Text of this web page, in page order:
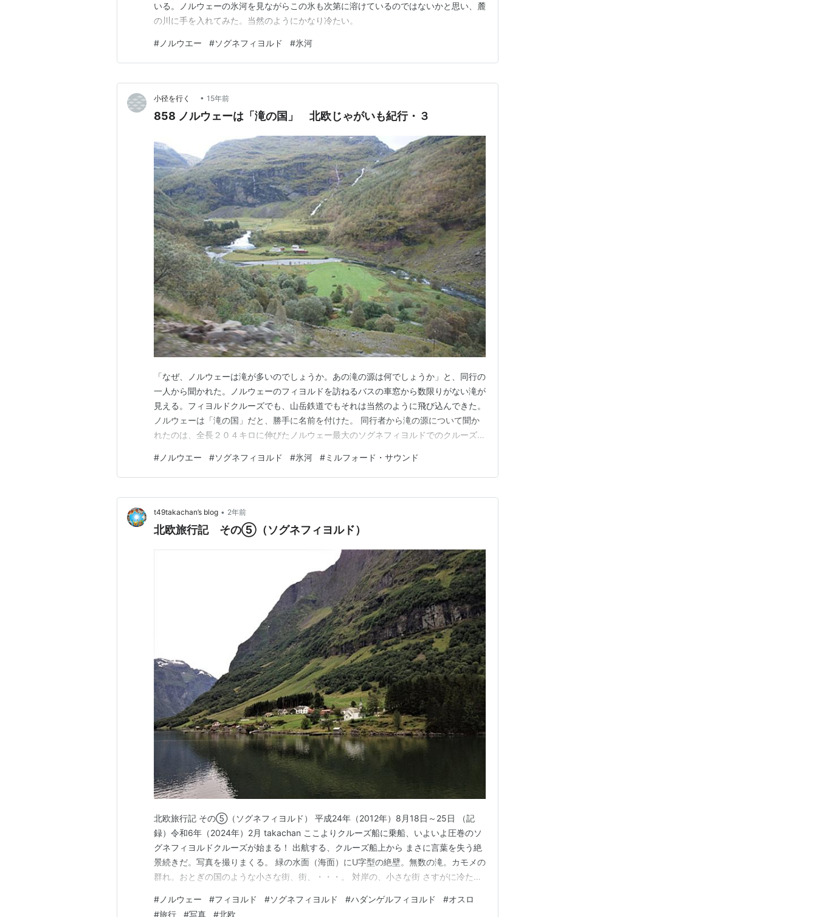
いる。ノルウェーの氷河を見ながらこの氷も次第に溶けているのではないかと思い、麓
の川に手を入れてみた。当然のようにかなり冷たい。
#ノルウエー #ソグネフィヨルド #氷河
小径を行く • 15年前
858 ノルウェーは「滝の国」 北欧じゃがいも紀行・３
「なぜ、ノルウェーは滝が多いのでしょうか。あの滝の源は何でしょうか」と、同行の
一人から聞かれた。ノルウェーのフィヨルドを訪ねるバスの車窓から数限りがない滝が
見える。フィヨルドクルーズでも、山岳鉄道でもそれは当然のように飛び込んできた。
ノルウェーは「滝の国」だと、勝手に名前を付けた。 同行者から滝の源について聞か
れたのは、全長２０４キロに伸びたノルウェー最大のソグネフィヨルドでのクルーズの
# ノルウエー #ソグネフィヨルド #氷河 #ミルフォード・サウンド
t49takachan’s blog • 2年前
北欧旅行記 その⑤（ソグネフィヨルド）
北欧旅行記 その⑤（ソグネフィヨルド） 平成24年（2012年）8月18日～25日 （記
録）令和6年（2024年）2月 takachan ここよりクルーズ船に乗船、いよいよ圧巻のソ
グネフィヨルドクルーズが始まる！ 出航する、クルーズ船上から まさに言葉を失う絶
景続きだ。写真を撮りまくる。 緑の水面（海面）にU字型の絶壁。無数の滝。カモメの
群れ。おとぎの国のような小さな街、街、・・・。 対岸の、小さな街 さすがに冷たい
味は不明なれど、感動している！ことが伝わってくる。今回のツァーのハイライトの一
# ノルウェー #フィヨルド #ソグネフィヨルド #ハダンゲルフィヨルド #オスロ
#旅行 #写真 #北欧